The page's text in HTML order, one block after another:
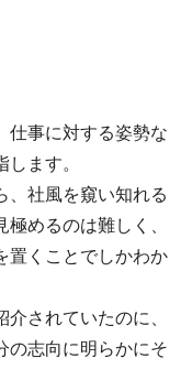
仕事に対する姿勢な
ます。
、社風を窺い知れる
めるのは難しく、
置くことでしかわか
されていたのに、
の志向に明らかにそ